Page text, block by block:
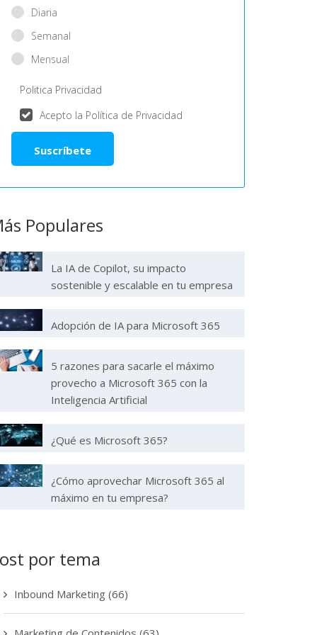
Diaria
Semanal
Mensual
Politica Privacidad
Acepto la Política de Privacidad
Populares
La IA de Copilot, su impacto
sostenible y escalable en tu empresa
Adopción de IA para Microsoft 365
5 razones para sacarle el máximo
provecho a Microsoft 365 con la
Inteligencia Artificial
¿Qué es Microsoft 365?
¿Cómo aprovechar Microsoft 365 al
máximo en tu empresa?
por tema
Inbound Marketing(66)